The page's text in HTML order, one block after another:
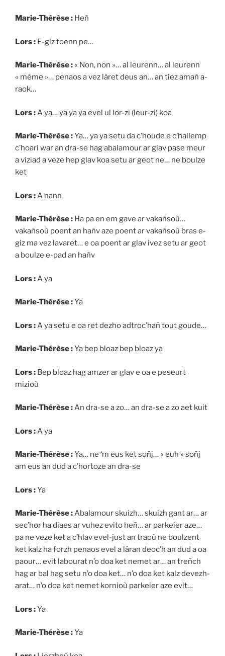
Marie-Thérèse : Heñ
Lors : E-giz foenn pe…
Marie-Thérèse :« Non, non »… al leurenn… al leurenn
« même »… penaos a vez lâret deus an… an tiez amañ a-
raok…
Lors : A ya… ya ya ya evel ul lor-zi (leur-zi) koa
Marie-Thérèse :Ya… ya ya setu da c’houde e c’hallemp
c’hoari war an dra-se hag abalamour ar glav pase meur
a viziad a veze hep glav koa setu ar geot ne… ne boulze
ket
Lors : A nann
Marie-Thérèse : Ha pa en em gave ar vakañsoù…
vakañsoù poent an hañv aze poent ar vakañsoù bras e-
giz ma vez lavaret… e oa poent ar glav ivez setu ar geot
a boulze e-pad an hañv
Lors : A ya
Marie-Thérèse :Ya
Lors : A ya setu e oa ret dezho adtroc’hañ tout goude…
Marie-Thérèse :Ya bep bloaz bep bloaz ya
Lors : Bep bloaz hag amzer ar glav e oa e peseurt
mizioù
Marie-Thérèse :An dra-se a zo… an dra-se a zo aet kuit
Lors : A ya
Marie-Thérèse :Ya… ne ‘m eus ket soñj… « euh » soñj
am eus an dud a c’hortoze an dra-se
Lors :Ya
Marie-Thérèse :Abalamour skuizh… skuizh gant ar… ar
sec’hor ha diaes ar vuhez evito heñ… ar parkeier aze…
pa ne veze ket a c’hlav evel-just an traoù ne boulzent
ket kalz ha forzh penaos evel a lâran deoc’h an dud a oa
paour… evit labourat n’o doa ket nemet ar… an treñch
hag ar bal hag setu n’o doa ket… n’o doa ket kalz devezh-
arat… n’o doa ket nemet kornioù parkeier aze evit…
Lors :Ya
Marie-Thérèse :Ya